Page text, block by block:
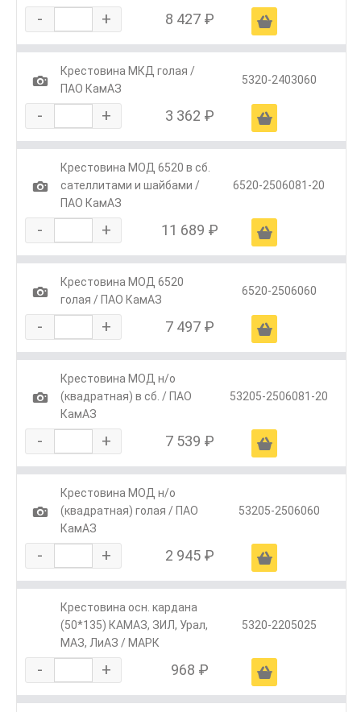
- + 8 427 ₽ Ä
1
Крестовина МКД голая /
ПАО КамАЗ
5320-2403060
- + 3 362 ₽ Ä
1
Крестовина МОД 6520 в сб.
сателлитами и шайбами /
ПАО КамАЗ
6520-2506081-20
- + 11 689 ₽ Ä
1
Крестовина МОД 6520
голая / ПАО КамАЗ
6520-2506060
- + 7 497 ₽ Ä
1
Крестовина МОД н/о
(квадратная) в сб. / ПАО
КамАЗ
53205-2506081-20
- + 7 539 ₽ Ä
1
Крестовина МОД н/о
(квадратная) голая / ПАО
КамАЗ
53205-2506060
- + 2 945 ₽ Ä
Крестовина осн. кардана
(50*135) КАМАЗ, ЗИЛ, Урал,
МАЗ, ЛиАЗ / МАРК
5320-2205025
- + 968 ₽ Ä